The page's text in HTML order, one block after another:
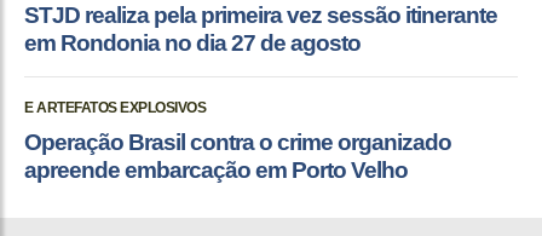
STJD realiza pela primeira vez sessão itinerante
em Rondonia no dia 27 de agosto
E ARTEFATOS EXPLOSIVOS
Operação Brasil contra o crime organizado
apreende embarcação em Porto Velho